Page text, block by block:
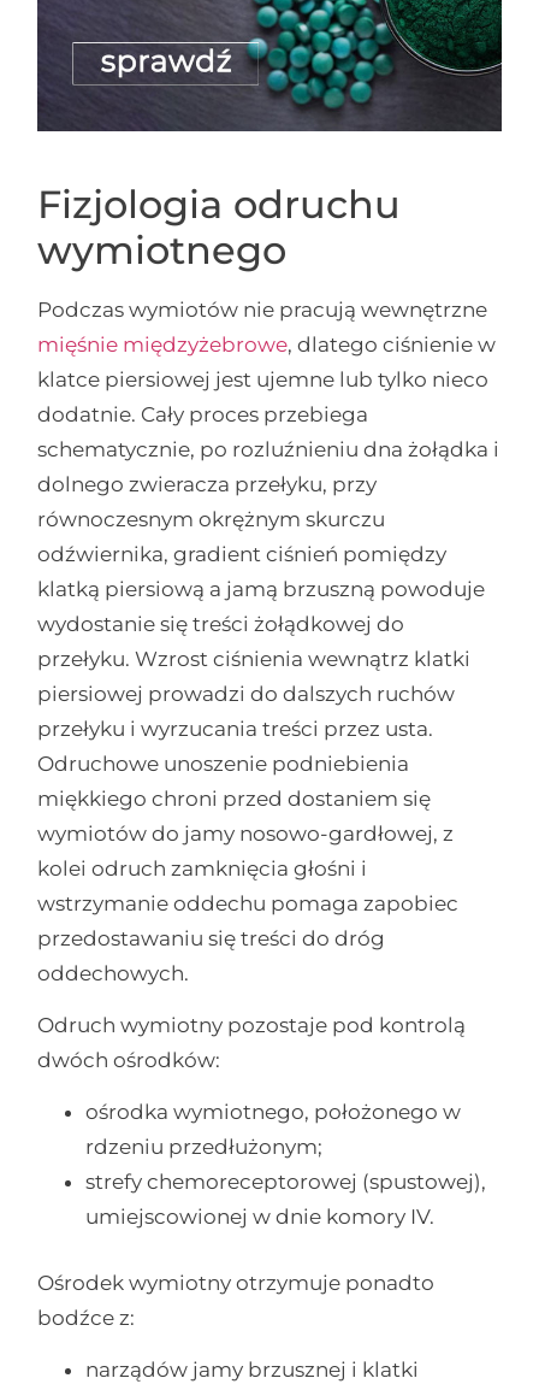
Fizjologia odruchu
wymiotnego
Podczas wymiotów nie pracują wewnętrzne
mięśnie międzyżebrowe, dlatego ciśnienie w
klatce piersiowej jest ujemne lub tylko nieco
dodatnie. Cały proces przebiega
schematycznie, po rozluźnieniu dna żołądka i
dolnego zwieracza przełyku, przy
równoczesnym okrężnym skurczu
odźwiernika, gradient ciśnień pomiędzy
klatką piersiową a jamą brzuszną powoduje
wydostanie się treści żołądkowej do
przełyku. Wzrost ciśnienia wewnątrz klatki
piersiowej prowadzi do dalszych ruchów
przełyku i wyrzucania treści przez usta.
Odruchowe unoszenie podniebienia
miękkiego chroni przed dostaniem się
wymiotów do jamy nosowo-gardłowej, z
kolei odruch zamknięcia głośni i
wstrzymanie oddechu pomaga zapobiec
przedostawaniu się treści do dróg
oddechowych.
Odruch wymiotny pozostaje pod kontrolą
dwóch ośrodków:
ośrodka wymiotnego, położonego w
rdzeniu przedłużonym;
strefy chemoreceptorowej (spustowej),
umiejscowionej w dnie komory IV.
Ośrodek wymiotny otrzymuje ponadto
bodźce z:
narządów jamy brzusznej i klatki